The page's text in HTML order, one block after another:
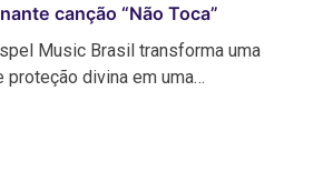
canção “Não Toca”
Music Brasil transforma uma
proteção divina em uma…